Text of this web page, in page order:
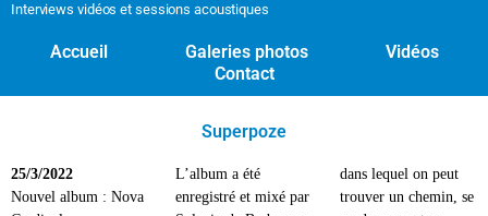
Interviews vidéos et sessions acoustiques
Accueil Galeries photos
Vidéos
Contact
Superpoze
25/3/2022
Nouvel album : Nova
L’album a été
enregistré et mixé par
dans lequel on peut
trouver un chemin, se